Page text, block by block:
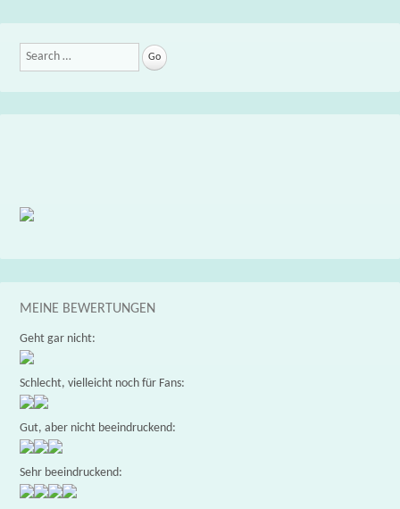
Search
MEINE BEWERTUNGEN
Geht gar nicht:
Schlecht, vielleicht noch für Fans:
Gut, aber nicht beeindruckend:
Sehr beeindruckend: